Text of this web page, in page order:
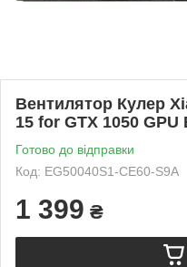
Вентилятор Кулер
15 for GTX 1050 GPU
Готово до відправки
Код: EG50040S1-CE60-S9A
1 399 ₴